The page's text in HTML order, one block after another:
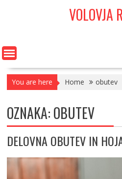
VOLOVJA
You are here Home obutev
OZNAKA:OBUTEV
DELOVNA OBUTEV IN